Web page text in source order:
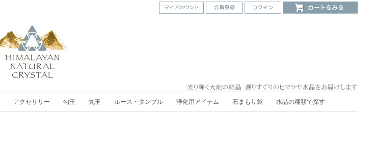
アクセサリー 勾玉 丸玉 ルース・タンブル 浄化用アイテム 石まもり袋 水晶の種類で探す